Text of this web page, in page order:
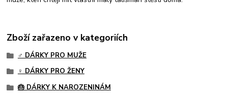
Zboží zařazeno v kategoriích
♂️ DÁRKY PRO MUŽE
♀️ DÁRKY PRO ŽENY
🎂 DÁRKY K NAROZENINÁM